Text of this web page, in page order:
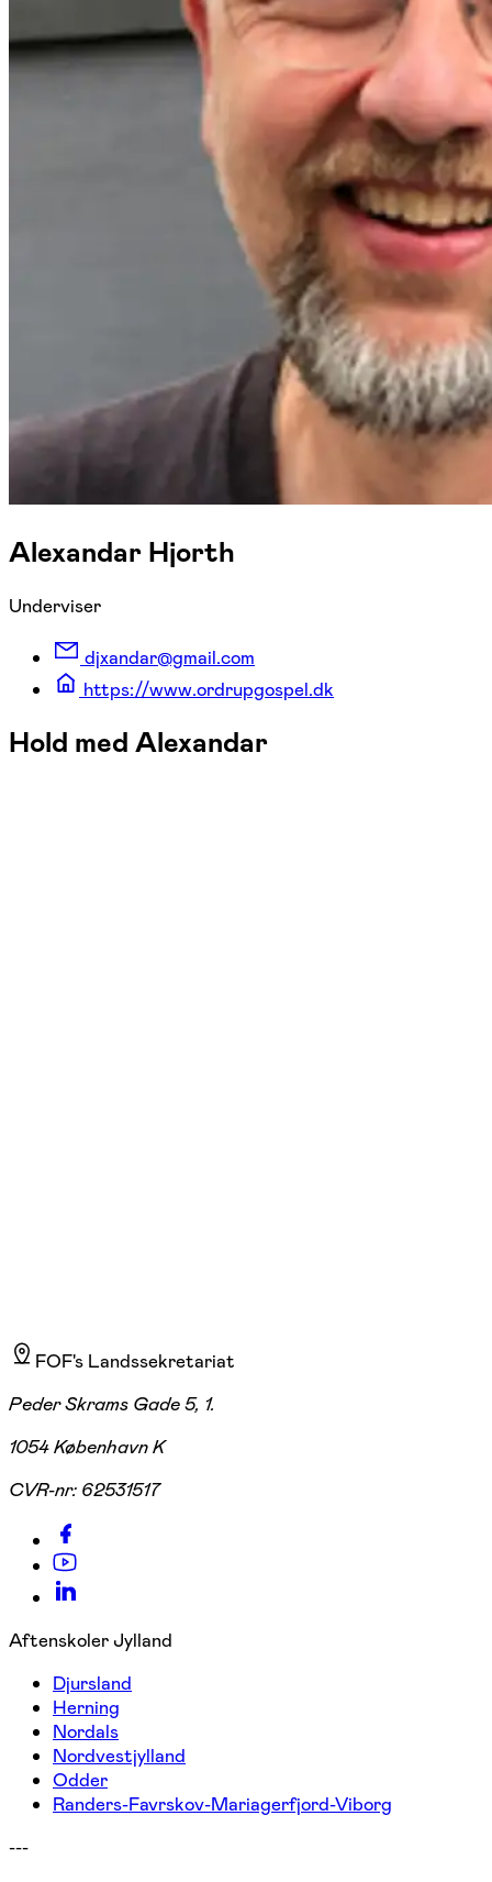
Alexandar Hjorth
Underviser
djxandar@gmail.com
https://www.ordrupgospel.dk
Hold med Alexandar
FOF's Landssekretariat
Peder Skrams Gade 5, 1.
1054 København K
CVR-nr: 62531517
Aftenskoler Jylland
Djursland
Herning
Nordals
Nordvestjylland
Odder
Randers-Favrskov-Mariagerfjord-Viborg
---